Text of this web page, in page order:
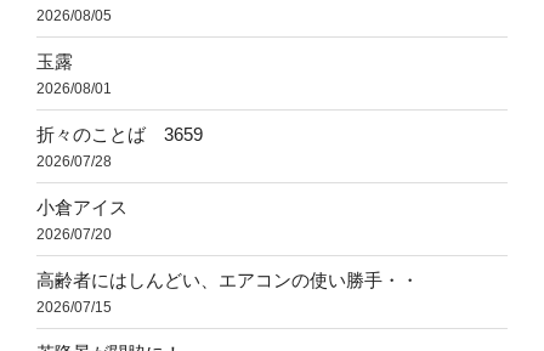
2026/08/05
玉露
2026/08/01
折々のことば 3659
2026/07/28
小倉アイス
2026/07/20
高齢者にはしんどい、エアコンの使い勝手・・
2026/07/15